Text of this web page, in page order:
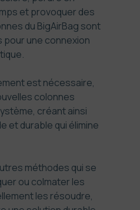
et provoquer des
du BigAirBag sont
une connexion
est nécessaire,
colonnes
créant ainsi
et durable qui élimine
méthodes qui se
ou colmater les
les résoudre,